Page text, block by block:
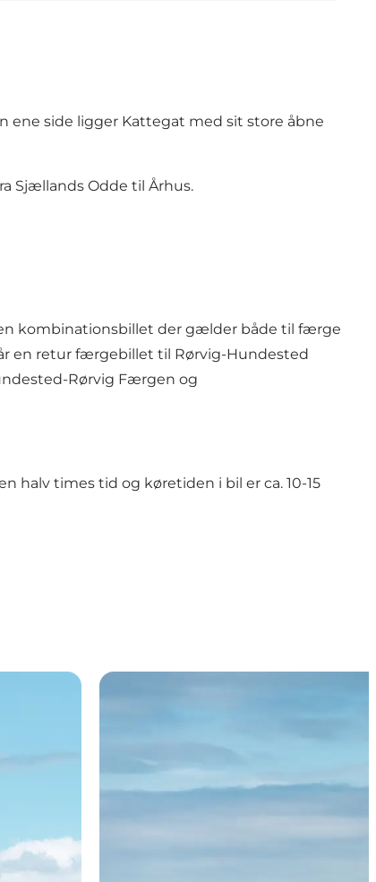
ene side ligger Kattegat med sit store åbne
Sjællands Odde til Århus.
kombinationsbillet der gælder både til færge
en retur færgebillet til Rørvig-Hundested
Rørvig Færgen og
halv times tid og køretiden i bil er ca. 10-15